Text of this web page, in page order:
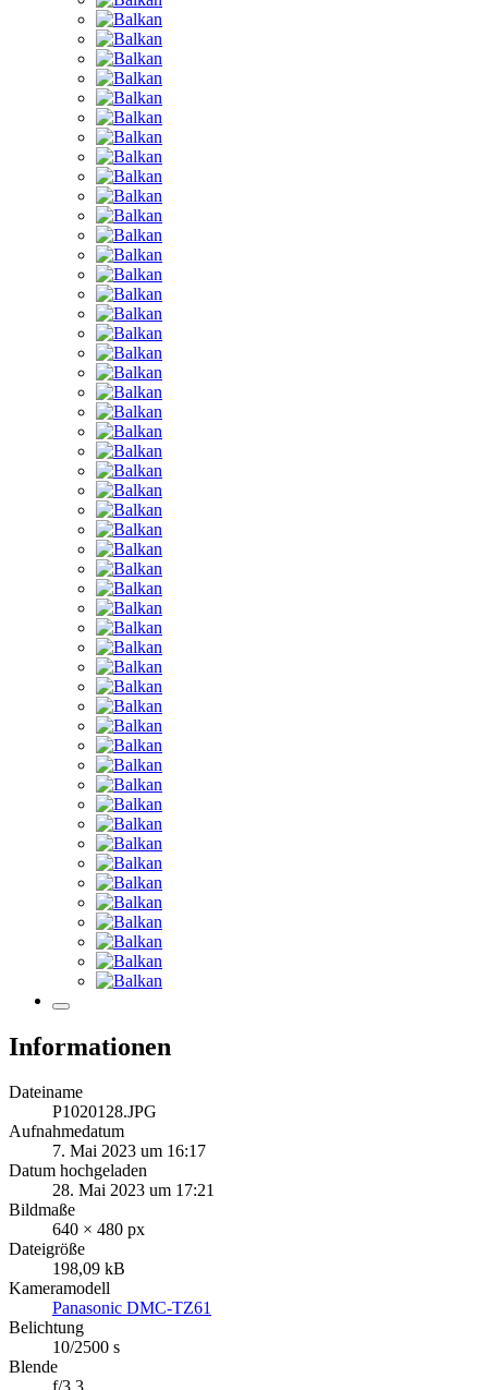
Informationen
Dateiname
P1020128.JPG
Aufnahmedatum
7. Mai 2023 um 16:17
Datum hochgeladen
28. Mai 2023 um 17:21
Bildmaße
640 × 480 px
Dateigröße
198,09 kB
Kameramodell
Panasonic DMC-TZ61
Belichtung
10/2500 s
Blende